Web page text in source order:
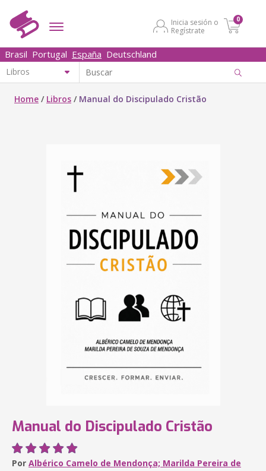
Inicia sesión o
Regístrate
0
Brasil Portugal España Deutschland
Home / Libros / Manual do Discipulado Cristão
Manual do Discipulado Cristão
Por Albérico Camelo de Mendonça; Marilda Pereira de